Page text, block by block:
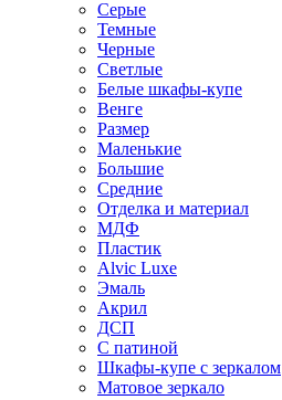
Серые
Темные
Черные
Светлые
Белые шкафы-купе
Венге
Размер
Маленькие
Большие
Средние
Отделка и материал
МДФ
Пластик
Alvic Luxe
Эмаль
Акрил
ДСП
С патиной
Шкафы-купе с зеркалом
Матовое зеркало